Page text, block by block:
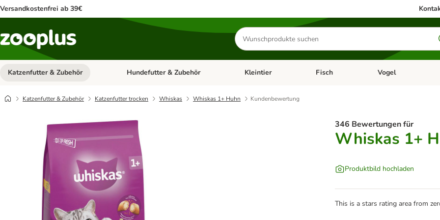
Versandkostenfrei ab 39€
Produkte
suchen
Katzenfutter & Zubehör Kategorie-Menü öffnen: Katzenfutter & Zubehör
Hundefutter & Zubehör Kategorie-Menü öffnen: Hundefutter & Zubehör
Kleintier Kategorie-Menü öffnen: Kleintier
Fisch Kategorie-Menü
Vogel
Katzenfutter & Zubehör Katzenfutter trocken Whiskas Whiskas 1+ Huhn Kundenbewertung
346 Bewertungen für
Whiskas 1+
Produktbild hochladen
This is a stars rating area from